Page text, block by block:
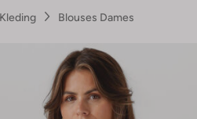
Kleding Blouses Dames